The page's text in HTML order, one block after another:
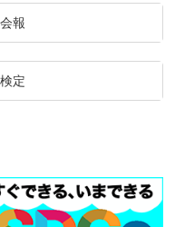
会報
検定